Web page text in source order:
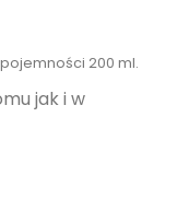
200 ml.
jak i w